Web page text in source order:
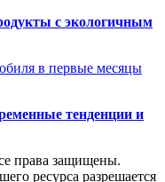
с экологичным
в первые месяцы
тенденции и
права защищены.
ресурса разрешается